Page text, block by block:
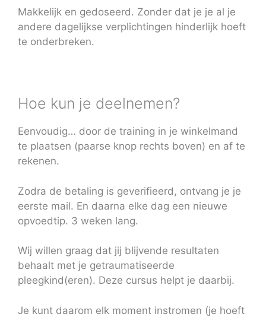
Makkelijk en gedoseerd. Zonder dat je je al je
andere dagelijkse verplichtingen hinderlijk hoeft
te onderbreken.
Hoe kun je deelnemen?
Eenvoudig… door de training in je winkelmand
te plaatsen (paarse knop rechts boven) en af te
rekenen.
Zodra de betaling is geverifieerd, ontvang je je
eerste mail. En daarna elke dag een nieuwe
opvoedtip. 3 weken lang.
Wij willen graag dat jij blijvende resultaten
behaalt met je getraumatiseerde
pleegkind(eren). Deze cursus helpt je daarbij.
Je kunt daarom elk moment instromen (je hoeft